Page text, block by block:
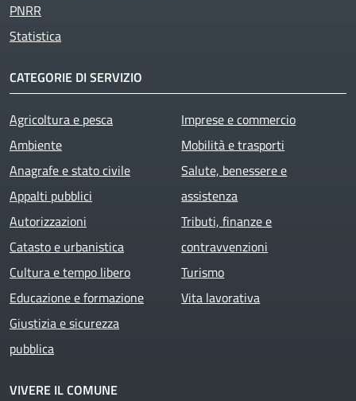
PNRR
Statistica
CATEGORIE DI SERVIZIO
Agricoltura e pesca
Ambiente
Anagrafe e stato civile
Appalti pubblici
Autorizzazioni
Catasto e urbanistica
Cultura e tempo libero
Educazione e formazione
Giustizia e sicurezza
pubblica
Imprese e commercio
Mobilità e trasporti
Salute, benessere e
assistenza
Tributi, finanze e
contravvenzioni
Turismo
Vita lavorativa
VIVERE IL COMUNE